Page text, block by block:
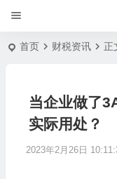
首页 财税资讯 正
当企业做了
实际用处？
2023年2月26日